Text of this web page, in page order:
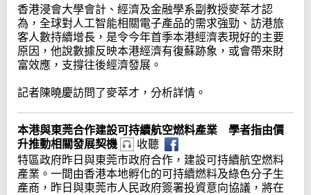
香港浸會大學會計、經濟及金融學系副教授麥萃才認
為，全球對人工智能相關電子產品的需求強勁、訪港旅
客人數持續增長，是令今年首季本港經濟表現好的主要
原因，他說數據反映本港經濟有復蘇跡象，或會帶來財
富效應，支撐往後經濟發展。
記者陳曉慶訪問了麥萃才，分析詳情。
本港與東莞合作建設可持續航空燃料產業 學者指由價
升推動相關發展契機
收聽
特區政府昨日與東莞市政府合作，建設可持續航空燃料
產業。一間由香港本地孵化的可持續燃料及綠色分子生
產商，昨日與東莞市人民政府簽署投資意向協議，將在